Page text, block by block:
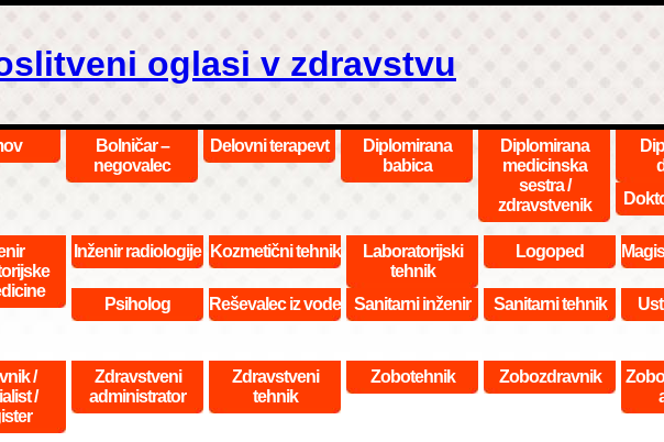
oglasi v zdravstvu
Bolničar –
negovalec
Delovni terapevt
Diplomirana
babica
Diplomirana
medicinska
sestra /
zdravstvenik
Inženir radiologije Kozmetični tehnik
Laboratorijski
tehnik
Logoped
Psiholog
Reševalec iz vode Sanitarni inženir Sanitarni tehnik
/
/
Zdravstveni
administrator
Zdravstveni
tehnik
Zobotehnik Zobozdravnik